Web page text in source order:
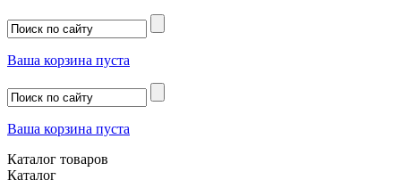
Ваша корзина пуста
Ваша корзина пуста
Каталог товаров
Каталог